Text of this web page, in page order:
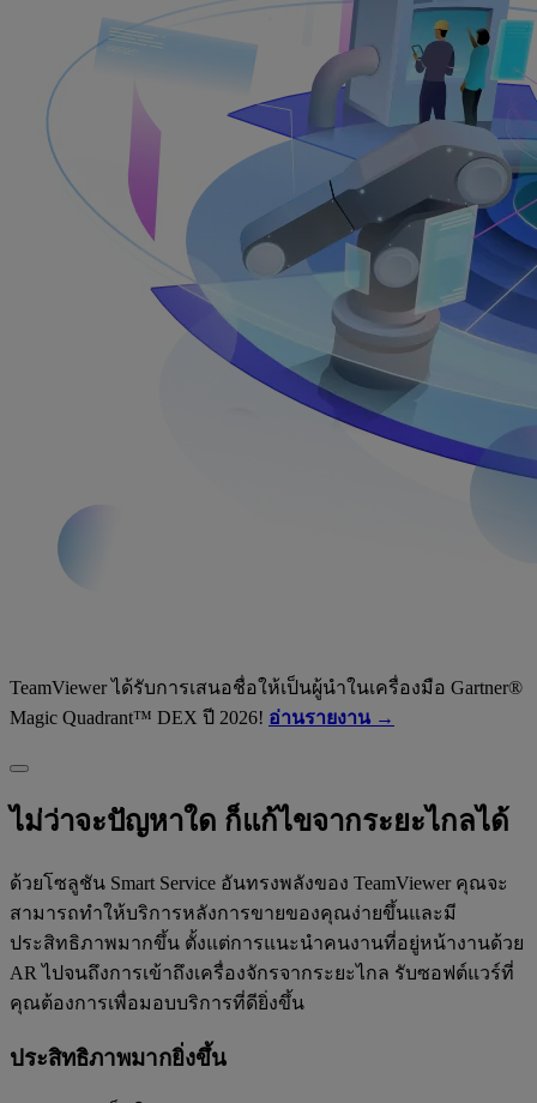
TeamViewer ได้รับการเสนอชื่อให้เป็นผู้นำในเครื่องมือ Gartner®
Magic Quadrant™ DEX ปี 2026! อ่านรายงาน →
ไม่ว่าจะปัญหาใด ก็แก้ไขจากระยะไกลได้
ด้วยโซลูชัน Smart Service อันทรงพลังของ TeamViewer คุณจะ
สามารถทำให้บริการหลังการขายของคุณง่ายขึ้นและมี
ประสิทธิภาพมากขึ้น ตั้งแต่การแนะนำคนงานที่อยู่หน้างานด้วย
AR ไปจนถึงการเข้าถึงเครื่องจักรจากระยะไกล รับซอฟต์แวร์ที่
คุณต้องการเพื่อมอบบริการที่ดียิ่งขึ้น
ประสิทธิภาพมากยิ่งขึ้น